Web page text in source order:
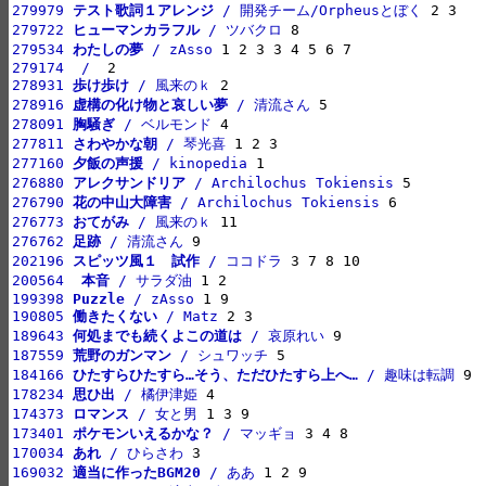
279979 テスト歌詞１アレンジ / 開発チーム/Orpheusとぼく
279722
ヒューマンカラフル / ツバクロ
279534 わたしの夢 / zAsso
279174
/
278931 歩け歩け / 風来のｋ
278916 虚構の化け物と哀しい夢 / 清流さん
278091 胸騒ぎ / ベルモンド
277811 さわやかな朝 / 琴光喜
277160 夕飯の声援 / kinopedia
276880 アレクサンドリア / Archilochus Tokiensis
276790 花の中山大障害 / Archilochus Tokiensis
276773 おてがみ / 風来のｋ
276762
足跡 / 清流さん
202196
スピッツ風１　試作 / ココドラ
200564
本音 / サラダ油
199398 Puzzle / zAsso
190805 働きたくない / Matz
189643 何処までも続くよこの道は / 哀原れい
187559 荒野のガンマン / シュワッチ
184166 ひたすらひたすら…そう、ただひたすら上へ… / 趣味は転調
178234 思ひ出 / 橘伊津姫
174373
ロマンス / 女と男
173401 ポケモンいえるかな？ / マッギョ
170034 あれ / ひらさわ
169032 適当に作ったBGM20 / ああ